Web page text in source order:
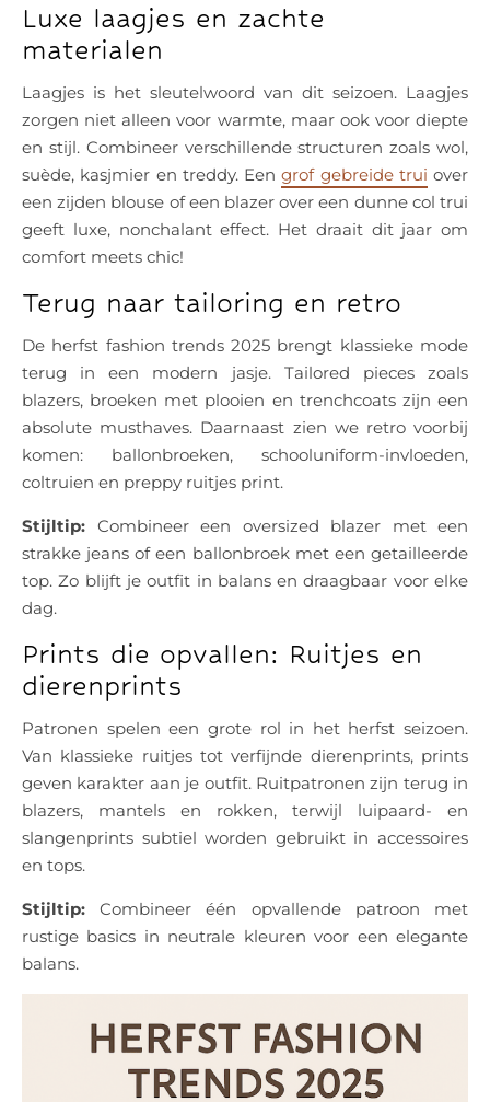
Luxe laagjes en zachte
materialen
Laagjes is het sleutelwoord van dit seizoen. Laagjes
zorgen niet alleen voor warmte, maar ook voor diepte
en stijl. Combineer verschillende structuren zoals wol,
suède, kasjmier en treddy. Eengrof gebreide trui over
een zijden blouse of een blazer over een dunne col trui
geeft luxe, nonchalant effect. Het draait dit jaar om
comfort meets chic!
Terug naar tailoring en retro
De herfst fashion trends 2025 brengt klassieke mode
terug in een modern jasje. Tailored pieces zoals
blazers, broeken met plooien en trenchcoats zijn een
absolute musthaves. Daarnaast zien we retro voorbij
komen: ballonbroeken, schooluniform-invloeden,
coltruien en preppy ruitjes print.
Stijltip: Combineer een oversized blazer met een
strakke jeans of een ballonbroek met een getailleerde
top. Zo blijft je outfit in balans en draagbaar voor elke
dag.
Prints die opvallen: Ruitjes en
dierenprints
Patronen spelen een grote rol in het herfst seizoen.
Van klassieke ruitjes tot verfijnde dierenprints, prints
geven karakter aan je outfit. Ruitpatronen zijn terug in
blazers, mantels en rokken, terwijl luipaard- en
slangenprints subtiel worden gebruikt in accessoires
en tops.
Stijltip: Combineer één opvallende patroon met
rustige basics in neutrale kleuren voor een elegante
balans.